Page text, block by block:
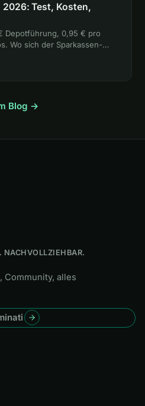
2026: Test, Kosten,
Depotführung, 0,95 € pro
Wo sich der Sparkassen-
Blog →
NACHVOLLZIEHBAR.
Community, alles